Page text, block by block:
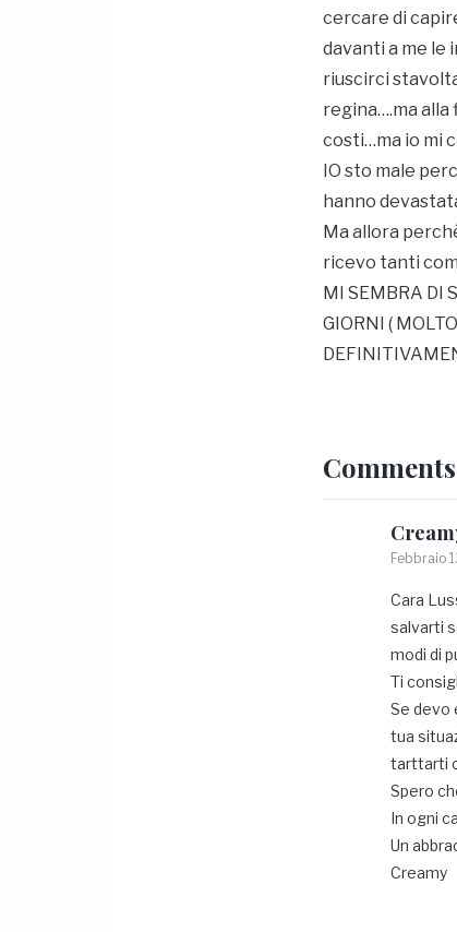
cercare di
davanti a me le
riuscirci
regina….ma alla
costi…ma io mi
IO sto male
hanno
Ma allora
ricevo tanti
MI SEMBRA DI
GIORNI (
Comments
Febbraio
Cara
salvarti
modi di
Ti
Se devo
tua
tarttarti
Spero
In ogni
Un
Creamy